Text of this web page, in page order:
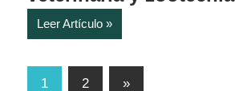
Leer Artículo
Paginación
1 2 Entradas
»